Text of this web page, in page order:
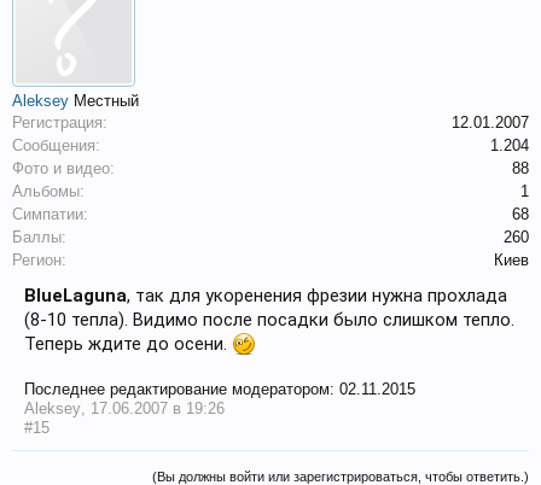
Aleksey Местный
Регистрация:
12.01.2007
Сообщения:
1.204
Фото и видео:
88
Альбомы:
1
Симпатии:
68
Баллы:
260
Регион:
Киев
BlueLaguna, так для укоренения фрезии нужна прохлада
(8-10 тепла). Видимо после посадки было слишком тепло.
Теперь ждите до осени.
Последнее редактирование модератором: 02.11.2015
Aleksey 17.06.2007 в 19:26
#15
(Вы должны войти или зарегистрироваться, чтобы ответить.)